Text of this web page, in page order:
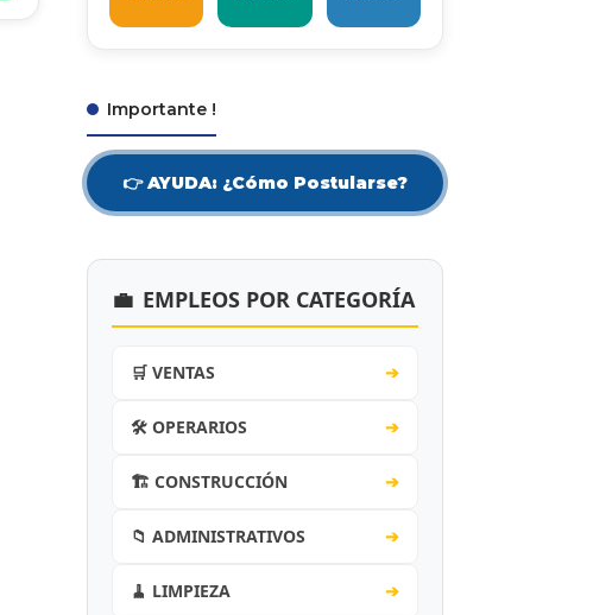
Importante !
👉 AYUDA: ¿Cómo Postularse?
💼 EMPLEOS POR CATEGORÍA
🛒 VENTAS ➔
🛠️ OPERARIOS ➔
🏗️ CONSTRUCCIÓN ➔
📁 ADMINISTRATIVOS ➔
🧹 LIMPIEZA ➔